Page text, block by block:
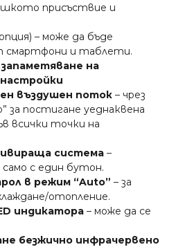
присъствие и
– може да бъде
смартфони и таблети.
на
въздушен поток – чрез
за постигане уеднаквена
всички точки на
система –
с един бутон.
в режим “Auto” – за
отопление.
индикатора – може да се
безжично инфрачервено